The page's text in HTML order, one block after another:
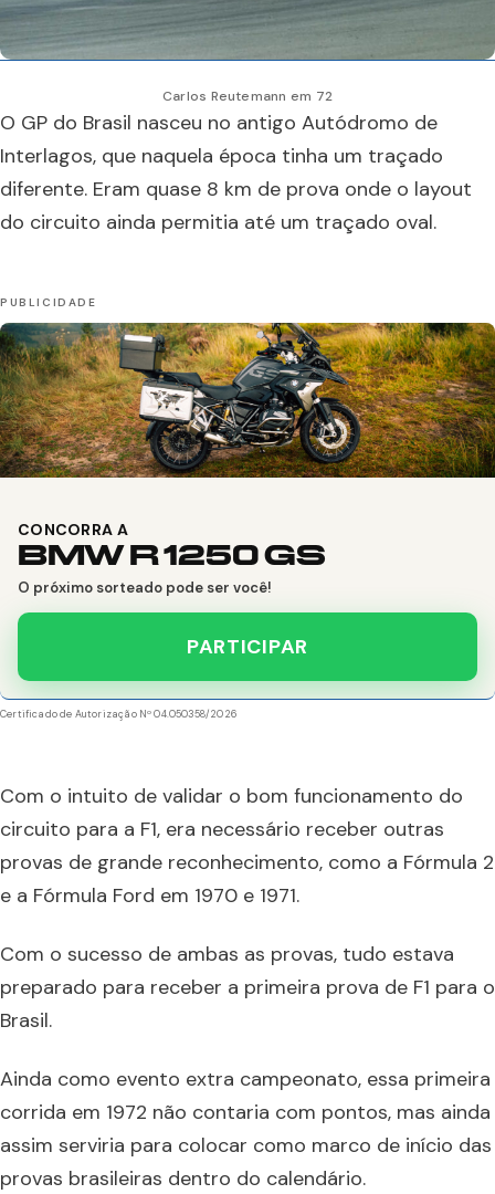
Carlos Reutemann em 72
O GP do Brasil nasceu no antigo Autódromo de
Interlagos, que naquela época tinha um traçado
diferente. Eram quase 8 km de prova onde o layout
do circuito ainda permitia até um traçado oval.
CONCORRA A
BMW R 1250 GS
O próximo sorteado pode ser você!
PARTICIPAR
Certificado de Autorização Nº 04.050358/2026
Com o intuito de validar o bom funcionamento do
circuito para a F1, era necessário receber outras
provas de grande reconhecimento, como a Fórmula 2
e a Fórmula Ford em 1970 e 1971.
Com o sucesso de ambas as provas, tudo estava
preparado para receber a primeira prova de F1 para o
Brasil.
Ainda como evento extra campeonato, essa primeira
corrida em 1972 não contaria com pontos, mas ainda
assim serviria para colocar como marco de início das
provas brasileiras dentro do calendário.